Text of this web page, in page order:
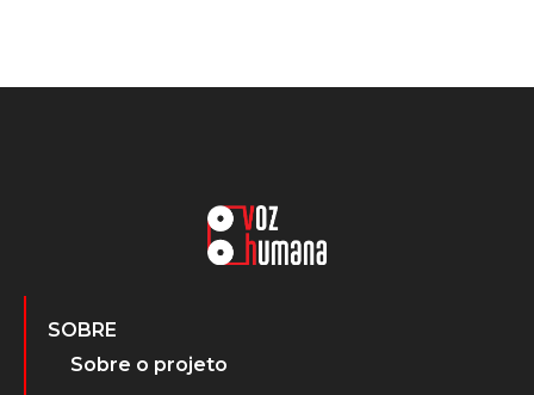
SOBRE
Sobre o projeto